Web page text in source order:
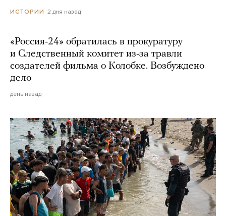
ИСТОРИИ 2 дня назад
«Россия-24» обратилась в прокуратуру
и Следственный комитет из-за травли
создателей фильма о Колобке. Возбуждено
дело
день назад